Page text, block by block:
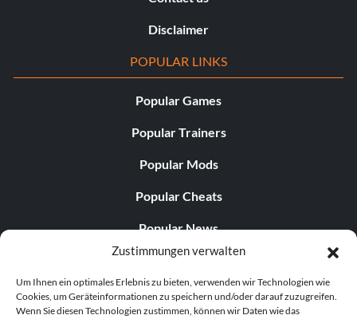
Zustimmungen verwalten
Um Ihnen ein optimales Erlebnis zu bieten, verwenden wir Technologien wie
Cookies, um Geräteinformationen zu speichern und/oder darauf zuzugreifen.
Wenn Sie diesen Technologien zustimmen, können wir Daten wie das
Disclaimer
POPULAR LINKS
Popular Games
Popular Trainers
Popular Mods
Popular Cheats
Popular News
Popular Editorials
Popular Free Games